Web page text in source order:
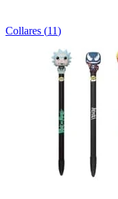
Collares (11)